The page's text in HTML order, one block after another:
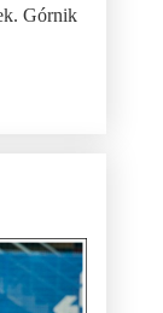
Górnik